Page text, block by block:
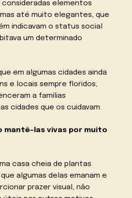
consideradas elementos
até muito elegantes, que
indicavam o status social
um determinado
em algumas cidades ainda
e locais sempre floridos,
a famílias
cidades que os cuidavam.
mantê-las vivas por muito
casa cheia de plantas
algumas delas emanam e
prazer visual, não